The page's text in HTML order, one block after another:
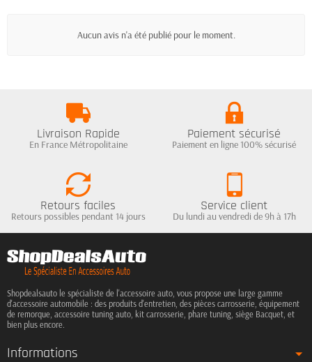
Aucun avis n'a été publié pour le moment.
Livraison Rapide
En France Métropolitaine
Paiement sécurisé
Paiement en ligne 100% sécurisé
Retours faciles
Retours possibles pendant 14 jours
Service client
Du lundi au vendredi de 9h à 17h
Shopdealsauto le spécialiste de l'accessoire auto, vous propose une large gamme
d'accessoire automobile : des produits d'entretien, des pièces carrosserie, équipement
de remorque, accessoire tuning auto, kit carrosserie, phare tuning, siège Bacquet, et
bien plus encore.
Informations